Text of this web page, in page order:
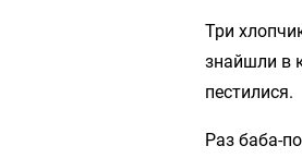
Три
знайшли в
пестилися.
Раз баба-